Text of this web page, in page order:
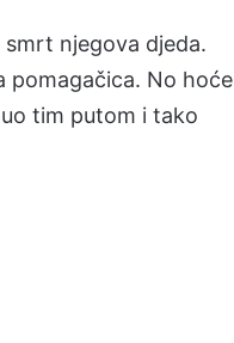
njegova djeda.
pomagačica. No hoće
tim putom i tako